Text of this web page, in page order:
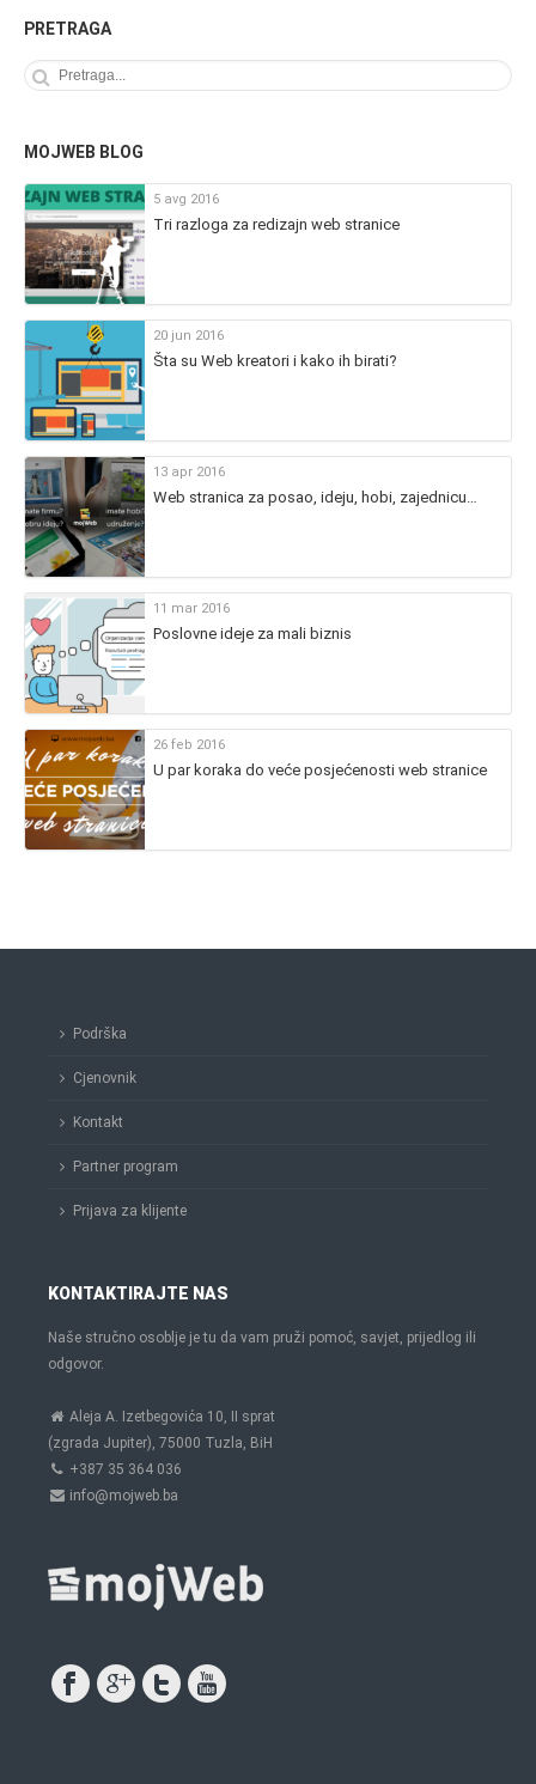
PRETRAGA
MOJWEB BLOG
5 avg 2016
Tri razloga za redizajn web stranice
20 jun 2016
Šta su Web kreatori i kako ih birati?
13 apr 2016
Web stranica za posao, ideju, hobi, zajednicu…
11 mar 2016
Poslovne ideje za mali biznis
26 feb 2016
U par koraka do veće posjećenosti web stranice
Podrška
Cjenovnik
Kontakt
Partner program
Prijava za klijente
KONTAKTIRAJTE NAS
Naše stručno osoblje je tu da vam pruži pomoć, savjet, prijedlog ili
odgovor.
Aleja A. Izetbegovića 10, II sprat
(zgrada Jupiter), 75000 Tuzla, BiH
+387 35 364 036
info@mojweb.ba